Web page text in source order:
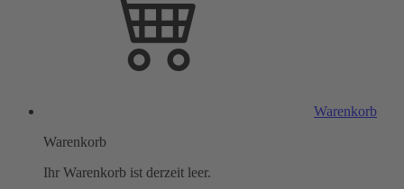
Warenkorb
Warenkorb
Ihr Warenkorb ist derzeit leer.